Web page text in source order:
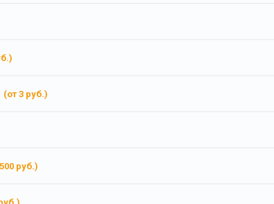
(от 3 руб.)
руб.)